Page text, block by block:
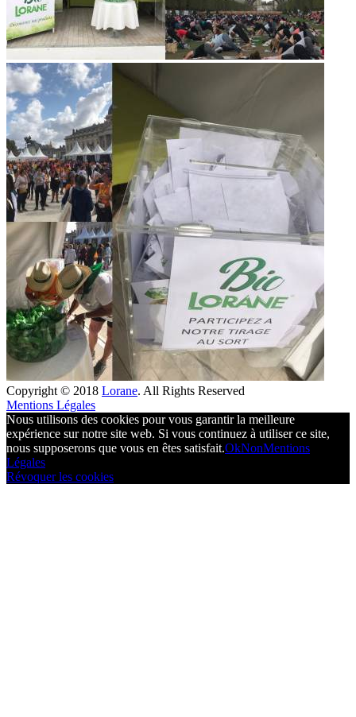
Copyright © 2018 Lorane. All Rights Reserved
Mentions Légales
Nous utilisons des cookies pour vous garantir la meilleure
expérience sur notre site web. Si vous continuez à utiliser ce site,
nous supposerons que vous en êtes satisfait.OkNonMentions
Légales
Révoquer les cookies